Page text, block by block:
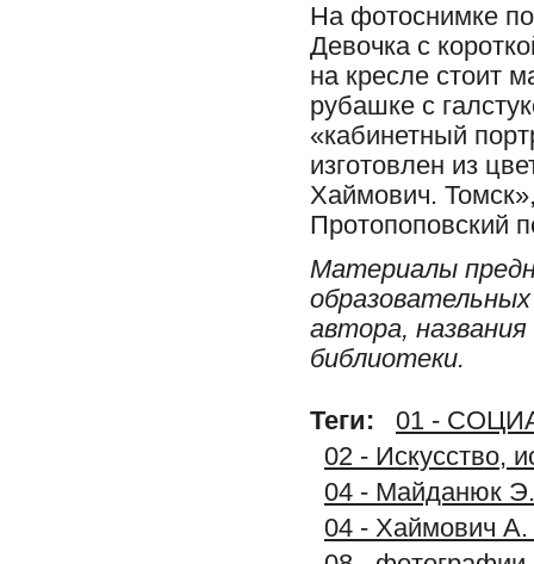
На фотоснимке
Девочка с
на кресле стоит
рубашке с
«кабинетный
изготовлен из
Хаймович.
Протопоповский
Материалы
автора,
библиотеки.
Теги:
01 -
02 - Искусство,
04 - Майданюк Э.
04 - Хаймович А.